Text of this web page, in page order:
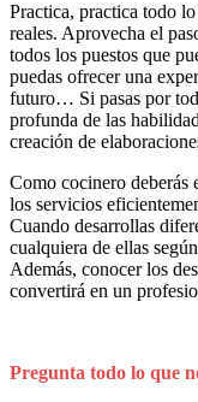
Practica, practica todo
reales. Aprovecha el
todos los puestos que
puedas ofrecer una
futuro… Si pasas por
profunda de las
creación de
Como cocinero deberás
los servicios
Cuando desarrollas
cualquiera de ellas
Además, conocer los
convertirá en un
Pregunta todo lo que